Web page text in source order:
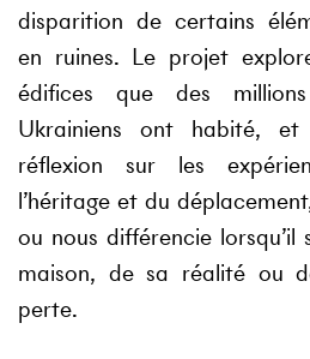
disparition de certains
en ruines. Le projet
édifices que des
Ukrainiens ont habité,
réflexion sur les
l’héritage et du
ou nous différencie lorsqu’il
maison, de sa réalité ou
perte.